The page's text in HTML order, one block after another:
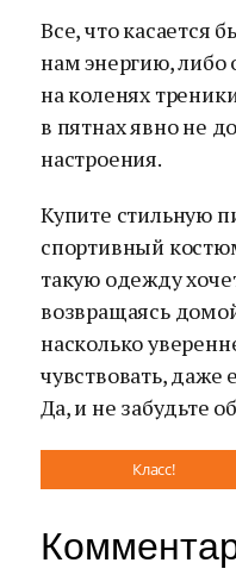
Все, что касается
нам энергию, либо
на коленях
в пятнах явно не
настроения.
Купите стильную
спортивный
такую одежду
возвращаясь
насколько
чувствовать, даже
Да, и не забудьте
Класс!